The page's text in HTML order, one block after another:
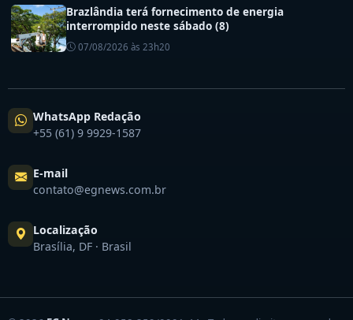
Brazlândia terá fornecimento de energia
interrompido neste sábado (8)
07/08/2026 às 23h20
WhatsApp Redação
+55 (61) 9 9929-1587
E-mail
contato@egnews.com.br
Localização
Brasília, DF · Brasil